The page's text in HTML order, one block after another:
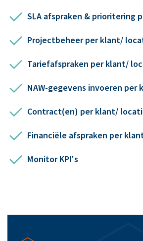
SLA afspraken & prioritering
Projectbeheer per klant/
Tariefafspraken per klant/
NAW-gegevens invoeren
Contract(en) per klant/
Financiële afspraken per
Monitor KPI's